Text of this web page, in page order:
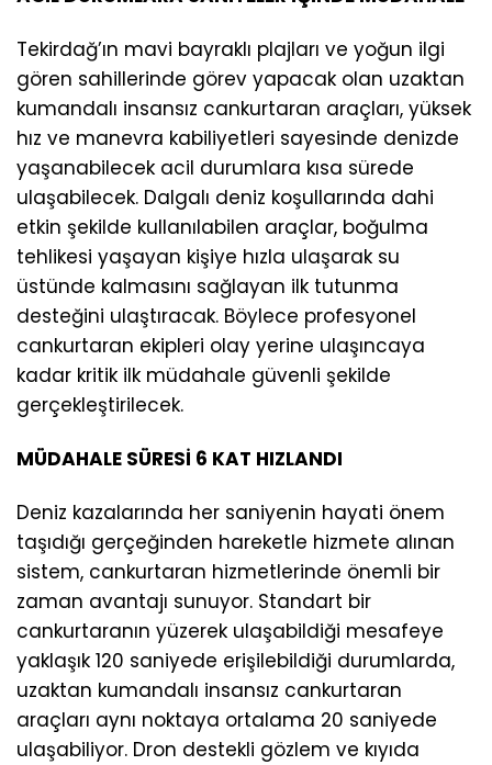
Tekirdağ’ın mavi bayraklı plajları ve yoğun ilgi
gören sahillerinde görev yapacak olan uzaktan
kumandalı insansız cankurtaran araçları, yüksek
hız ve manevra kabiliyetleri sayesinde denizde
yaşanabilecek acil durumlara kısa sürede
ulaşabilecek. Dalgalı deniz koşullarında dahi
etkin şekilde kullanılabilen araçlar, boğulma
tehlikesi yaşayan kişiye hızla ulaşarak su
üstünde kalmasını sağlayan ilk tutunma
desteğini ulaştıracak. Böylece profesyonel
cankurtaran ekipleri olay yerine ulaşıncaya
kadar kritik ilk müdahale güvenli şekilde
gerçekleştirilecek.
MÜDAHALE SÜRESİ 6 KAT HIZLANDI
Deniz kazalarında her saniyenin hayati önem
taşıdığı gerçeğinden hareketle hizmete alınan
sistem, cankurtaran hizmetlerinde önemli bir
zaman avantajı sunuyor. Standart bir
cankurtaranın yüzerek ulaşabildiği mesafeye
yaklaşık 120 saniyede erişilebildiği durumlarda,
uzaktan kumandalı insansız cankurtaran
araçları aynı noktaya ortalama 20 saniyede
ulaşabiliyor. Dron destekli gözlem ve kıyıda